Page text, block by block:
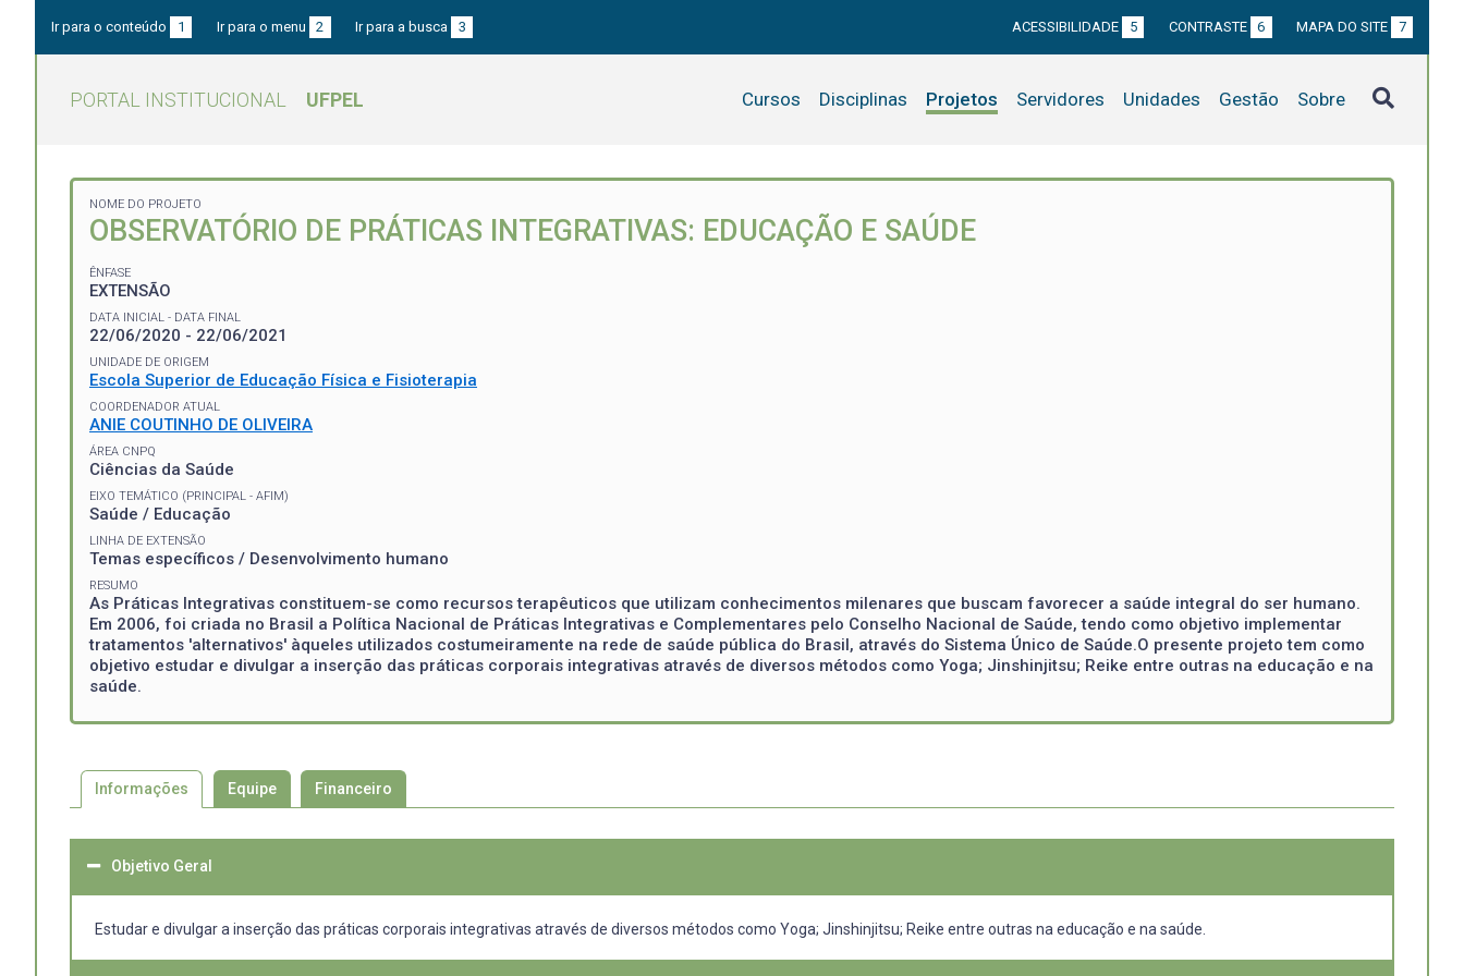
Ir para o conteúdo 1 Ir para o menu 2 Ir para a busca 3 ACESSIBILIDADE 5 CONTRASTE 6 MAPA DO SITE 7
PORTAL INSTITUCIONAL UFPEL Cursos Disciplinas Projetos Servidores Unidades Gestão Sobre
NOME DO PROJETO
OBSERVATÓRIO DE PRÁTICAS INTEGRATIVAS: EDUCAÇÃO E SAÚDE
ÊNFASE
EXTENSÃO
DATA INICIAL - DATA FINAL
22/06/2020 - 22/06/2021
UNIDADE DE ORIGEM
Escola Superior de Educação Física e Fisioterapia
COORDENADOR ATUAL
ANIE COUTINHO DE OLIVEIRA
ÁREA CNPQ
Ciências da Saúde
EIXO TEMÁTICO (PRINCIPAL - AFIM)
Saúde / Educação
LINHA DE EXTENSÃO
Temas específicos / Desenvolvimento humano
RESUMO
As Práticas Integrativas constituem-se como recursos terapêuticos que utilizam conhecimentos milenares que buscam favorecer a saúde integral do ser humano.
Em 2006, foi criada no Brasil a Política Nacional de Práticas Integrativas e Complementares pelo Conselho Nacional de Saúde, tendo como objetivo implementar
tratamentos 'alternativos' àqueles utilizados costumeiramente na rede de saúde pública do Brasil, através do Sistema Único de Saúde.O presente projeto tem como
objetivo estudar e divulgar a inserção das práticas corporais integrativas através de diversos métodos como Yoga; Jinshinjitsu; Reike entre outras na educação e na
saúde.
Informações Equipe Financeiro
Objetivo Geral
Estudar e divulgar a inserção das práticas corporais integrativas através de diversos métodos como Yoga; Jinshinjitsu; Reike entre outras na educação e na saúde.